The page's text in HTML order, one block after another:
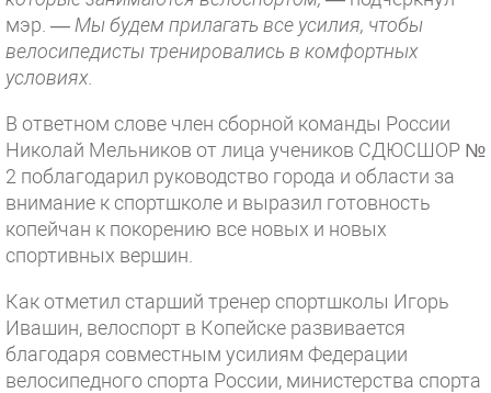
мэр. — Мы будем прилагать все усилия, чтобы
велосипедисты тренировались в комфортных
условиях.
В ответном слове член сборной команды России
Николай Мельников от лица учеников СДЮСШОР №
2 поблагодарил руководство города и области за
внимание к спортшколе и выразил готовность
копейчан к покорению все новых и новых
спортивных вершин.
Как отметил старший тренер спортшколы Игорь
Ивашин, велоспорт в Копейске развивается
благодаря совместным усилиям Федерации
велосипедного спорта России, министерства спорта